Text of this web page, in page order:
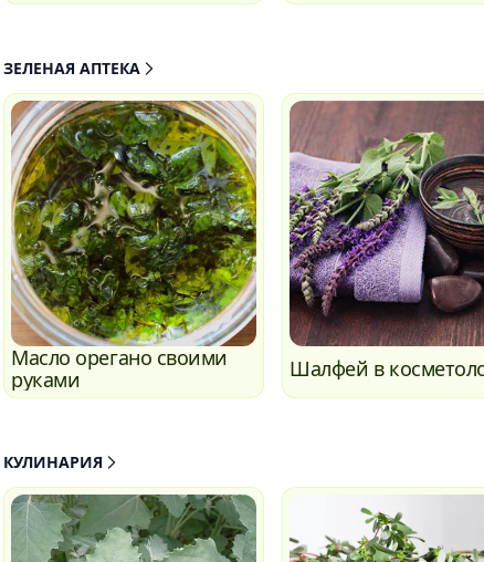
ЗЕЛЕНАЯ АПТЕКА
Масло орегано своими
руками
Шалфей в
КУЛИНАРИЯ